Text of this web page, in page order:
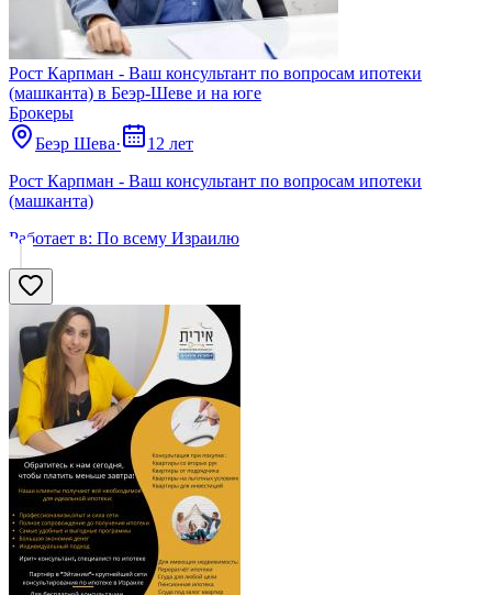
Рост Карпман - Ваш консультант по вопросам ипотеки
(машканта) в Беэр-Шеве и на юге
Брокеры
Беэр Шева·
12 лет
Рост Карпман - Ваш консультант по вопросам ипотеки
(машканта)
Работает в: По всему Израилю